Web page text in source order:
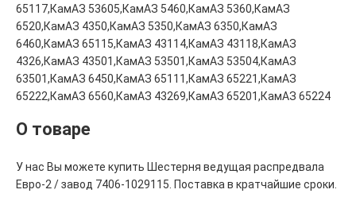
65117,КамАЗ 53605,КамАЗ 5460,КамАЗ 5360,КамАЗ
6520,КамАЗ 4350,КамАЗ 5350,КамАЗ 6350,КамАЗ
6460,КамАЗ 65115,КамАЗ 43114,КамАЗ 43118,КамАЗ
4326,КамАЗ 43501,КамАЗ 53501,КамАЗ 53504,КамАЗ
63501,КамАЗ 6450,КамАЗ 65111,КамАЗ 65221,КамАЗ
65222,КамАЗ 6560,КамАЗ 43269,КамАЗ 65201,КамАЗ 65224
О товаре
У нас Вы можете купить Шестерня ведущая распредвала
Евро-2 / завод 7406-1029115. Поставка в кратчайшие сроки.